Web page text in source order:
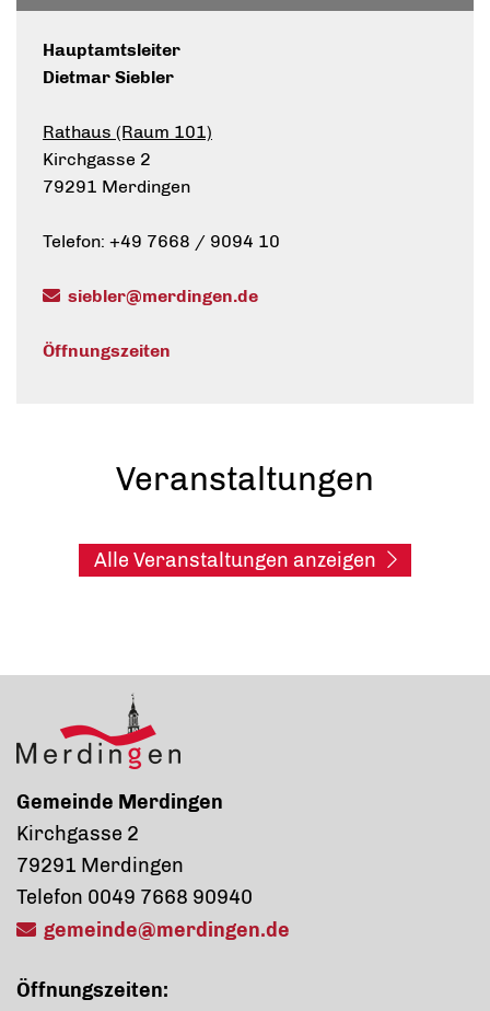
Hauptamtsleiter
Dietmar Siebler
Rathaus (Raum 101)
Kirchgasse 2
79291 Merdingen
Telefon: +49 7668 / 9094 10
siebler@merdingen.de
Öffnungszeiten
Veranstaltungen
Alle Veranstaltungen anzeigen
Gemeinde Merdingen
Kirchgasse 2
79291 Merdingen
Telefon 0049 7668 90940
gemeinde@merdingen.de
Öffnungszeiten: